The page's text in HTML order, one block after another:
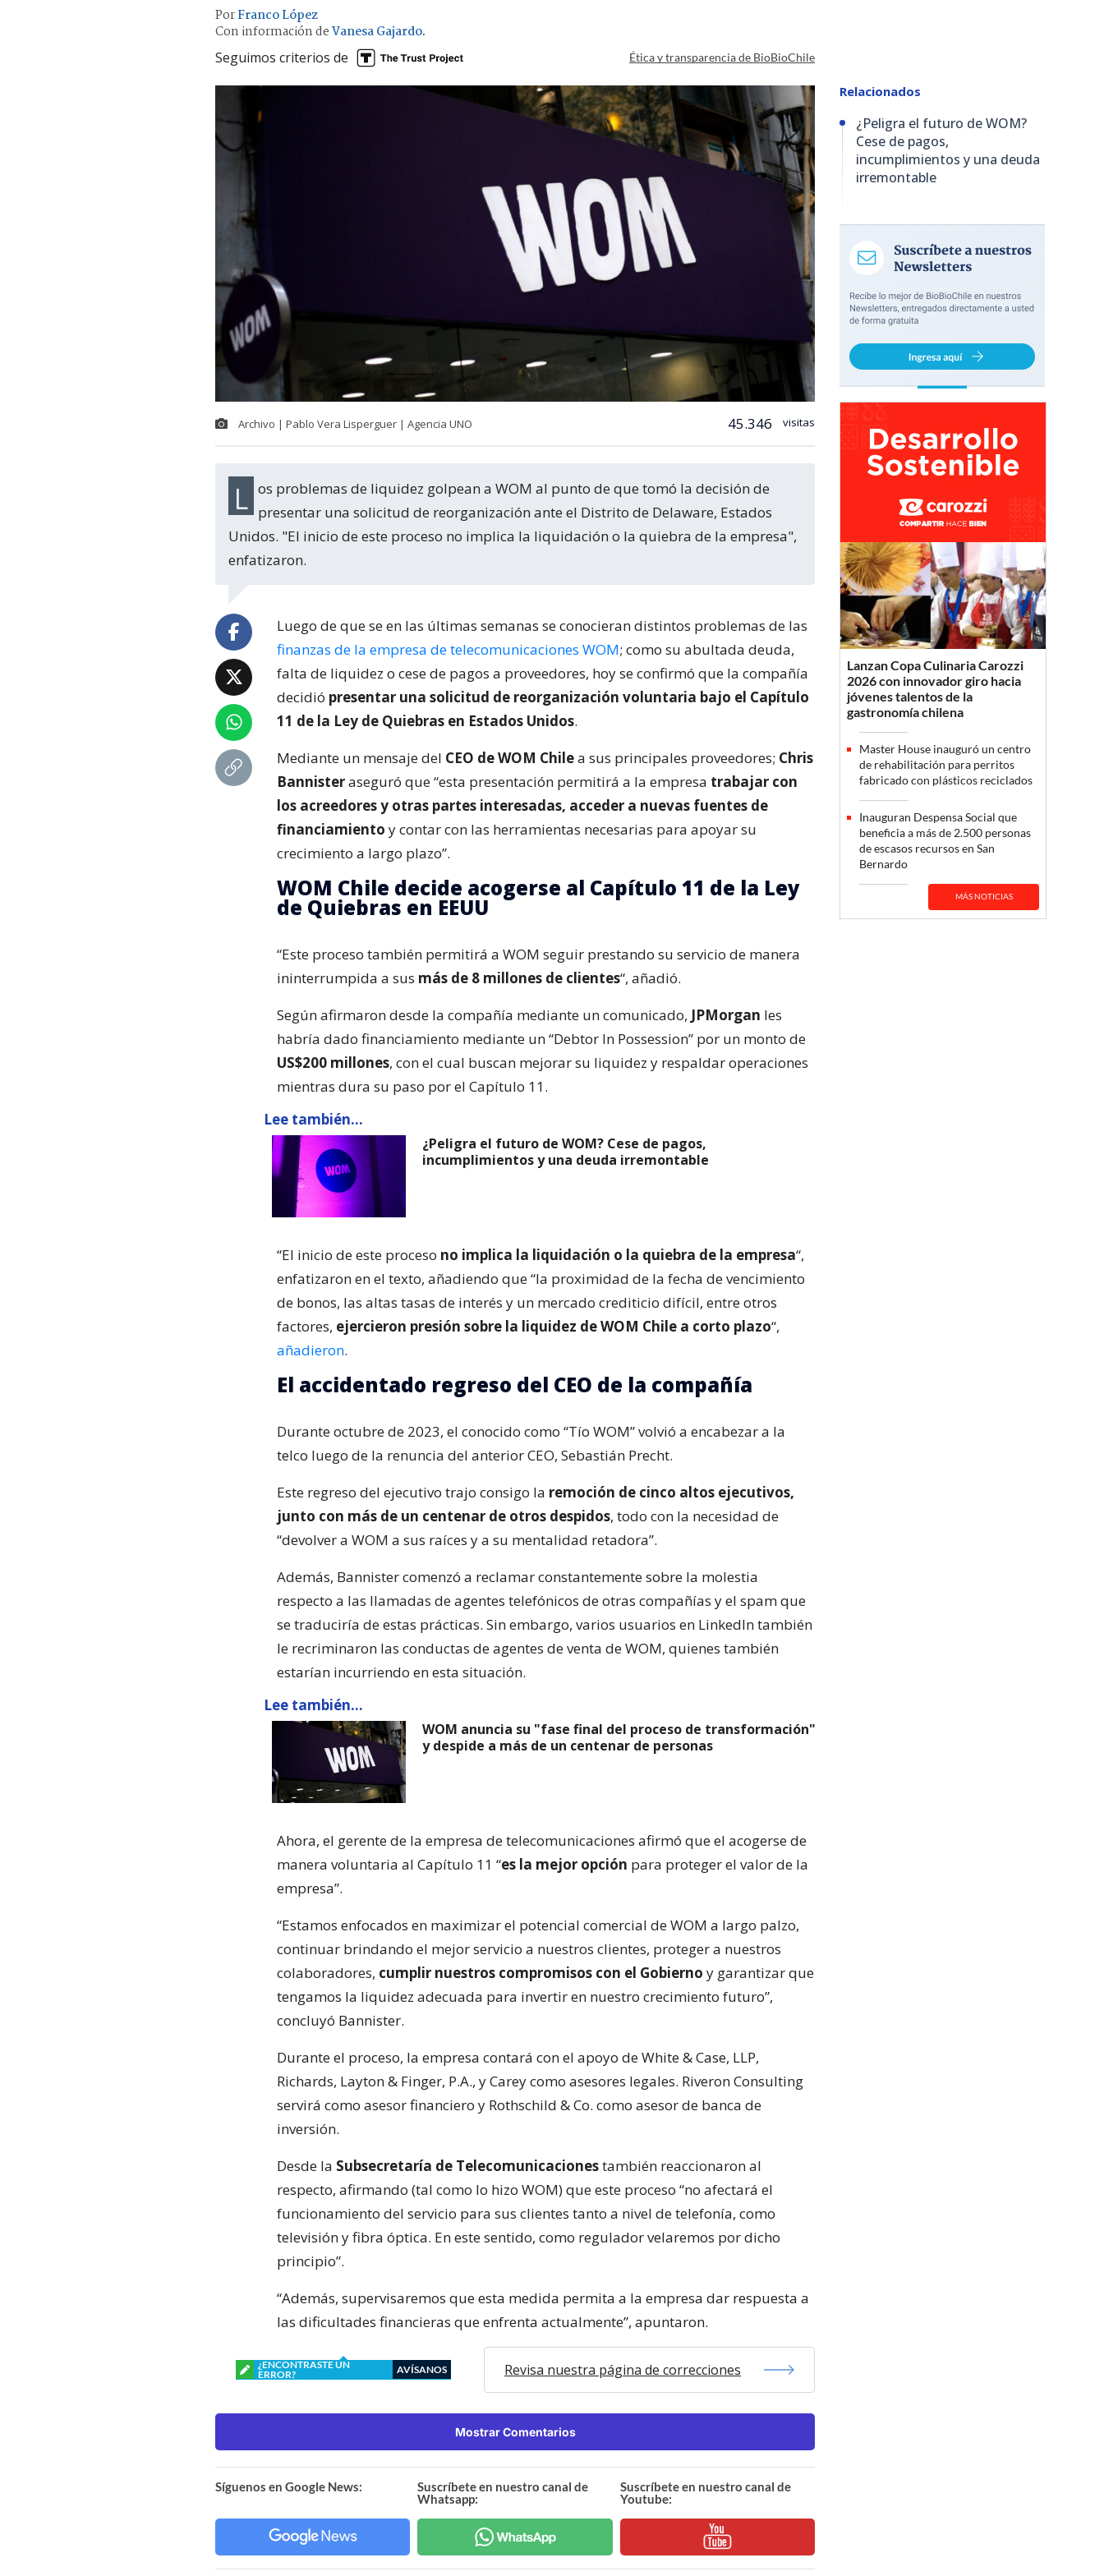
PorFranco López
Con información deVanesa Gajardo.
Seguimos criterios de Ética y transparencia de BioBioChile
Archivo | Pablo Vera Lisperguer | Agencia UNO 45.346 visitas
Los problemas de liquidez golpean a WOM al punto de que tomó la decisión de presentar una solicitud de reorganización ante el Distrito de Delaware, Estados
Unidos. "El inicio de este proceso no implica la liquidación o la quiebra de la empresa",
enfatizaron.
Luego de que se en las últimas semanas se conocieran distintos problemas de las
finanzas de la empresa de telecomunicaciones WOM; como su abultada deuda,
falta de liquidez o cese de pagos a proveedores, hoy se confirmó que la compañía
decidió presentar una solicitud de reorganización voluntaria bajo el Capítulo
11 de la Ley de Quiebras en Estados Unidos.
Mediante un mensaje del CEO de WOM Chilea sus principales proveedores; Chris
Bannisteraseguró que “esta presentación permitirá a la empresa trabajar con
los acreedores y otras partes interesadas, acceder a nuevas fuentes de
financiamiento y contar con las herramientas necesarias para apoyar su
crecimiento a largo plazo”.
WOM Chile decide acogerse al Capítulo 11 de la Ley
de Quiebras en EEUU
“Este proceso también permitirá a WOM seguir prestando su servicio de manera
ininterrumpida a sus más de 8 millones de clientes“, añadió.
Según afirmaron desde la compañía mediante un comunicado, JPMorgan les
habría dado financiamiento mediante un “Debtor In Possession” por un monto de
US$200 millones, con el cual buscan mejorar su liquidez y respaldar operaciones
mientras dura su paso por el Capítulo 11.
Lee también...
¿Peligra el futuro de WOM? Cese de pagos,
incumplimientos y una deuda irremontable
“El inicio de este proceso no implica la liquidación o la quiebra de la empresa“,
enfatizaron en el texto, añadiendo que “la proximidad de la fecha de vencimiento
de bonos, las altas tasas de interés y un mercado crediticio difícil, entre otros
factores, ejercieron presión sobre la liquidez de WOM Chile a corto plazo“,
añadieron.
El accidentado regreso del CEO de la compañía
Durante octubre de 2023, el conocido como “Tío WOM” volvió a encabezar a la
telco luego de la renuncia del anterior CEO, Sebastián Precht.
Este regreso del ejecutivo trajo consigo la remoción de cinco altos ejecutivos,
junto con más de un centenar de otros despidos, todo con la necesidad de
“devolver a WOM a sus raíces y a su mentalidad retadora”.
Además, Bannister comenzó a reclamar constantemente sobre la molestia
respecto a las llamadas de agentes telefónicos de otras compañías y el spam que
se traduciría de estas prácticas. Sin embargo, varios usuarios en LinkedIn también
le recriminaron las conductas de agentes de venta de WOM, quienes también
estarían incurriendo en esta situación.
Lee también...
WOM anuncia su "fase final del proceso de transformación"
y despide a más de un centenar de personas
Ahora, el gerente de la empresa de telecomunicaciones afirmó que el acogerse de
manera voluntaria al Capítulo 11 “es la mejor opción para proteger el valor de la
empresa”.
“Estamos enfocados en maximizar el potencial comercial de WOM a largo palzo,
continuar brindando el mejor servicio a nuestros clientes, proteger a nuestros
colaboradores, cumplir nuestros compromisos con el Gobierno y garantizar que
tengamos la liquidez adecuada para invertir en nuestro crecimiento futuro”,
concluyó Bannister.
Durante el proceso, la empresa contará con el apoyo de White & Case, LLP,
Richards, Layton & Finger, P.A., y Carey como asesores legales. Riveron Consulting
servirá como asesor financiero y Rothschild & Co. como asesor de banca de
inversión.
Desde la Subsecretaría de Telecomunicacionestambién reaccionaron al
respecto, afirmando (tal como lo hizo WOM) que este proceso “no afectará el
funcionamiento del servicio para sus clientes tanto a nivel de telefonía, como
televisión y fibra óptica. En este sentido, como regulador velaremos por dicho
principio”.
“Además, supervisaremos que esta medida permita a la empresa dar respuesta a
las dificultades financieras que enfrenta actualmente”, apuntaron.
¿ENCONTRASTE UN
ERROR?
AVÍSANOS Revisa nuestra página de correcciones
Mostrar Comentarios
Síguenos en Google News:
Suscríbete en nuestro canal de
Whatsapp:
Suscríbete en nuestro canal de
Youtube:
Relacionados
¿Peligra el futuro de WOM?
Cese de pagos,
incumplimientos y una deuda
irremontable
Lanzan Copa Culinaria Carozzi
2026 con innovador giro hacia
jóvenes talentos de la
gastronomía chilena
Master House inauguró un centro
de rehabilitación para perritos
fabricado con plásticos reciclados
Inauguran Despensa Social que
beneficia a más de 2.500 personas
de escasos recursos en San
Bernardo
MÁS NOTICIAS